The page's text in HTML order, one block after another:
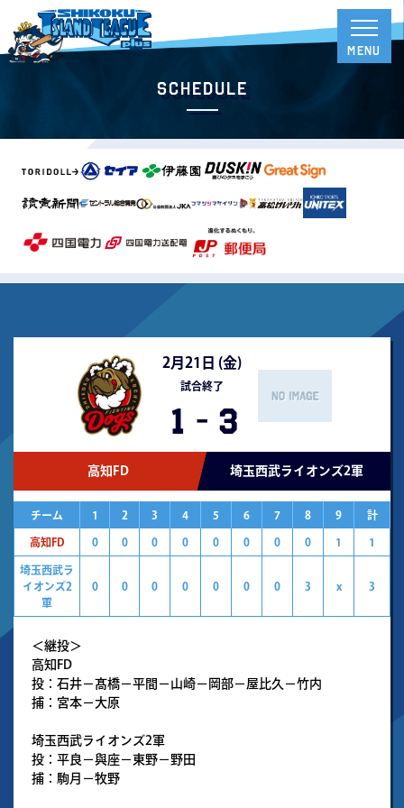
Schedule
2月21日 (金)
試合終了
1 - 3
高知FD 埼玉西武ライオンズ2軍
チーム 1 2 3 4 5 6 7 8 9 計
高知FD 0 0 0 0 0 0 0 0 1 1
埼玉西武ラ
イオンズ2
軍
0 0 0 0 0 0 0 3 x 3
＜継投＞
高知FD
投：石井－髙橋－平間－山崎－岡部－屋比久－竹内
捕：宮本－大原
埼玉西武ライオンズ2軍
投：平良－與座－東野－野田
捕：駒月－牧野